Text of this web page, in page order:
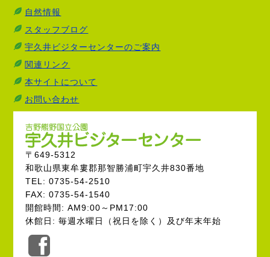
自然情報
スタッフブログ
宇久井ビジターセンターのご案内
関連リンク
本サイトについて
お問い合わせ
〒649-5312
和歌山県東牟婁郡那智勝浦町宇久井830番地
TEL: 0735-54-2510
FAX: 0735-54-1540
開館時間: AM9:00～PM17:00
休館日: 毎週水曜日（祝日を除く）及び年末年始